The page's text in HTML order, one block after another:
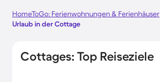
HomeToGo: Ferienwohnungen & Ferienhäuser
Urlaub in der Cottage
Cottages: Top Reiseziele